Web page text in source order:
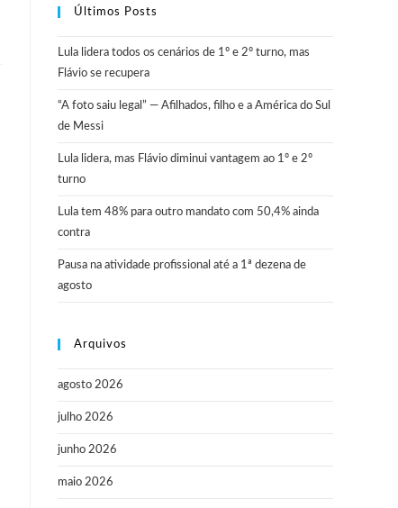
Últimos Posts
Lula lidera todos os cenários de 1º e 2º turno, mas
Flávio se recupera
“A foto saiu legal” — Afilhados, filho e a América do Sul
de Messi
Lula lidera, mas Flávio diminui vantagem ao 1º e 2º
turno
Lula tem 48% para outro mandato com 50,4% ainda
contra
Pausa na atividade profissional até a 1ª dezena de
agosto
Arquivos
agosto 2026
julho 2026
junho 2026
maio 2026